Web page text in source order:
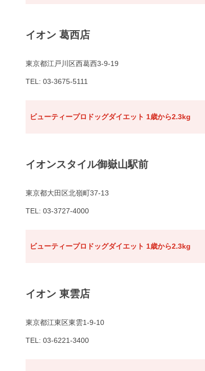
イオン 葛西店
東京都江戸川区西葛西3-9-19
TEL: 03-3675-5111
ビューティープロドッグダイエット 1歳から2.3kg
イオンスタイル御嶽山駅前
東京都大田区北嶺町37-13
TEL: 03-3727-4000
ビューティープロドッグダイエット 1歳から2.3kg
イオン 東雲店
東京都江東区東雲1-9-10
TEL: 03-6221-3400